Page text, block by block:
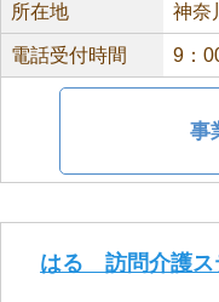
所在地 神奈
電話受付時間 9：
事
はる 訪問介護ス